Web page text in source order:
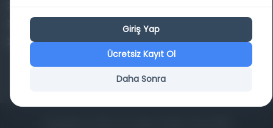
Transkripsiyon Alfabesi Çevirisi
Tarihi Dokümanlarda Görüntü İyileştirilmesi
Giriş Yap
Ücretsiz Kayıt Ol
Daha Sonra